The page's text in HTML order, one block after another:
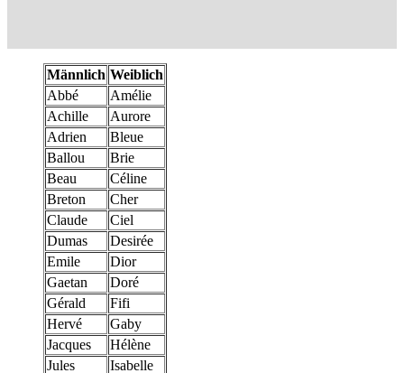
Männlich Weiblich
Abbé
Amélie
Achille
Aurore
Adrien
Bleue
Ballou
Brie
Beau
Céline
Breton
Cher
Claude
Ciel
Dumas
Desirée
Emile
Dior
Gaetan
Doré
Gérald
Fifi
Hervé
Gaby
Jacques
Hélène
Jules
Isabelle